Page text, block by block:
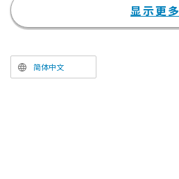
物武器刺中，导致身体变成了13
岁孩童的模样。虽然外表是孩子，
到了BOSS下达的潜入初中的任
务，就此开启了校园生活。
显示更多
简体中文